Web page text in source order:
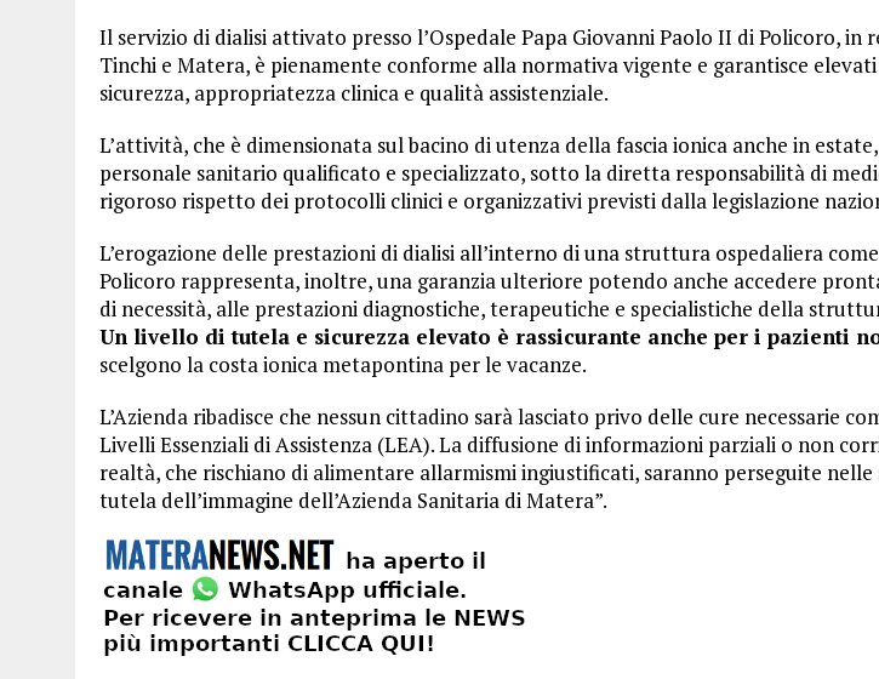
Il servizio di dialisi attivato presso l’Ospedale Papa Giovanni Paolo II di Policoro, in
Tinchi e Matera, è pienamente conforme alla normativa vigente e garantisce
sicurezza, appropriatezza clinica e qualità assistenziale.
L’attività, che è dimensionata sul bacino di utenza della fascia ionica anche in
personale sanitario qualificato e specializzato, sotto la diretta responsabilità di
rigoroso rispetto dei protocolli clinici e organizzativi previsti dalla legislazione
L’erogazione delle prestazioni di dialisi all’interno di una struttura ospedaliera
Policoro rappresenta, inoltre, una garanzia ulteriore potendo anche accedere
di necessità, alle prestazioni diagnostiche, terapeutiche e specialistiche della
Un livello di tutela e sicurezza elevato è rassicurante anche per i pazienti
scelgono la costa ionica metapontina per le vacanze.
L’Azienda ribadisce che nessun cittadino sarà lasciato privo delle cure necessarie
Livelli Essenziali di Assistenza (LEA). La diffusione di informazioni parziali o non
realtà, che rischiano di alimentare allarmismi ingiustificati, saranno perseguite
tutela dell’immagine dell’Azienda Sanitaria di Matera”.